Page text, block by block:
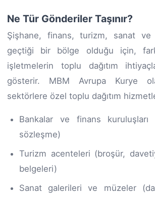
Ne Tür Gönderiler Taşınır?
Şişhane, finans, turizm, sanat
geçtiği bir bölge olduğu için,
işletmelerin toplu dağıtım
gösterir. MBM Avrupa Kurye
sektörlere özel toplu dağıtım
Bankalar ve finans
sözleşme)
Turizm acenteleri (broşür,
belgeleri)
Sanat galerileri ve müzeler